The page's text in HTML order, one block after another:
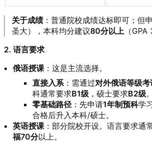
关于成绩：普通院校成绩达标即可 ；但
圣大），本科均分建议80分以上 （GPA
2. 语言要求
俄语授课 ：这是主流选择。
直接入系 ：需通过对外俄语等级
科通常要求B1级 ，硕士要求B2级。
零基础路径 ：先申请1年制预科学
合格后升入本科/硕士。
英语授课 ：部分院校开设。语言要求通
福70分以上 。